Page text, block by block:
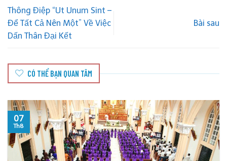
Thông Điệp “Ut Unum Sint –
Để Tất Cả Nên Một” Về Việc
Dấn Thân Đại Kết
Bài sau
CÓ THỂ BẠN QUAN TÂM
06
Th8